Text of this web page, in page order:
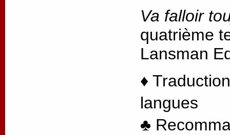
Va falloir
quatrième
Lansman
♦
langues
♣